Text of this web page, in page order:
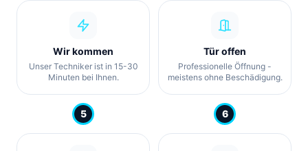
Wir kommen
Unser Techniker ist in 15-30
Minuten bei Ihnen.
Tür offen
Professionelle Öffnung -
meistens ohne Beschädigung.
5 6